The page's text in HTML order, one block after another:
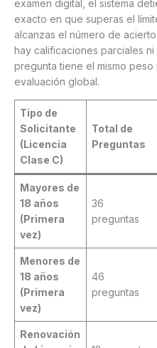
examen digital, el sistema
exacto en que superas el
alcanzas el número de
hay calificaciones parciales
pregunta tiene el mismo
evaluación global.
Tipo de
Solicitante
(Licencia
Clase C)
Total de
Preguntas
Mayores de
18 años
(Primera
vez)
36
preguntas
Menores de
18 años
(Primera
vez)
46
preguntas
Renovación